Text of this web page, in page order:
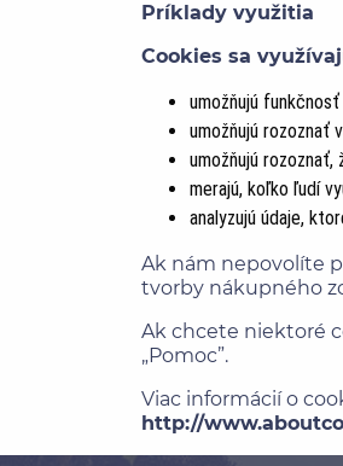
Príklady využitia
Cookies sa
umožňujú
umožňujú rozoznať
umožňujú
merajú, koľko ľudí
analyzujú údaje,
Ak nám nepovolíte
tvorby nákupného
Ak chcete niektoré
„Pomoc”.
Viac informácií o
http://